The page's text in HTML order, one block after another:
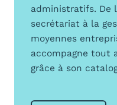
administratifs. De
secrétariat à la
moyennes
accompagne tout
grâce à son